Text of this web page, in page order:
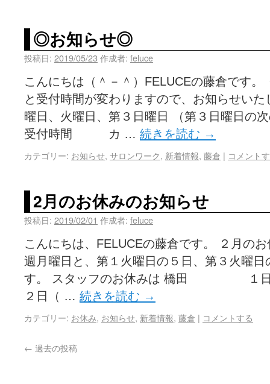
◎お知らせ◎
投稿日: 2019/05/23 作成者: feluce
こんにちは（＾－＾）FELUCEの藤倉です。
と受付時間が変わりますので、お知らせ
曜日、火曜日、第３日曜日 （第３日曜日の
受付時間 カ … 続きを読む →
カテゴリー: お知らせ, サロンワーク, 新着情報, 藤倉 | コメント
2月のお休みのお知らせ
投稿日: 2019/02/01 作成者: feluce
こんにちは、FELUCEの藤倉です。 ２月の
週月曜日と、第１火曜日の５日、第３火曜
す。 スタッフのお休みは 橋田
２日（ … 続きを読む →
カテゴリー: お休み, お知らせ, 新着情報, 藤倉 | コメントする
← 過去の投稿